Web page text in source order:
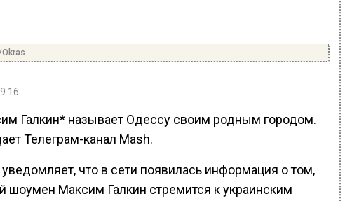
Галкин* называет Одессу своим родным городом.
Телеграм-канал Mash.
что в сети появилась информация о том,
шоумен Максим Галкин стремится к украинским